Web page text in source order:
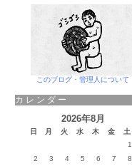
このブログ・管理人について
カレンダー
2026年8月
日 月 火 水 木 金
土
1
2
3 4 5 6 7
8